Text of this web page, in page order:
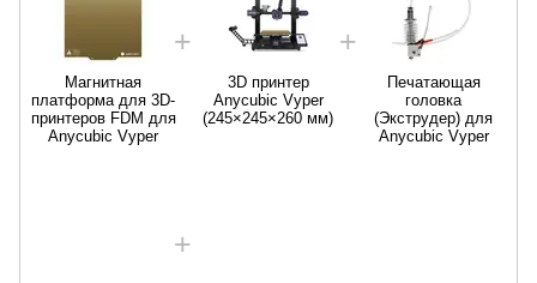
Магнитная
платформа для 3D-
принтеров FDM для
Аnycubic Vyper
3D принтер
Anycubic Vyper
(245×245×260 мм)
Печатающая
головка
(Экструдер) для
Anycubic Vyper